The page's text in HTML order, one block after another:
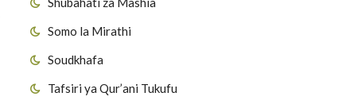
Somo la Mirathi
Soudkhafa
Tafsiri ya Qur’ani Tukufu